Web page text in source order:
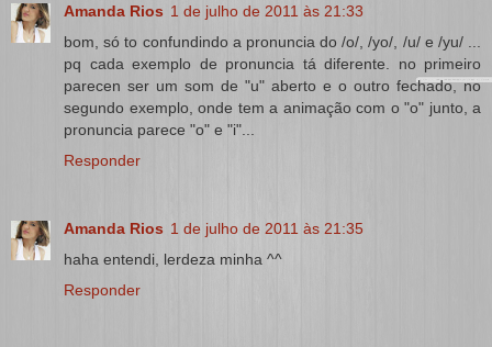
Amanda Rios 1 de julho de 2011 às 21:33
bom, só to confundindo a pronuncia do /o/, /yo/, /u/ e /yu/ ...
pq cada exemplo de pronuncia tá diferente. no primeiro
parecen ser um som de "u" aberto e o outro fechado, no
segundo exemplo, onde tem a animação com o "o" junto, a
pronuncia parece "o" e "i"...
Responder
Amanda Rios 1 de julho de 2011 às 21:35
haha entendi, lerdeza minha ^^
Responder